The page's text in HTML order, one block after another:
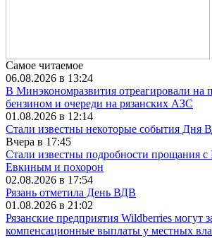
Самое читаемое
06.08.2026 в 13:24
В Минэкономразвития отреагировали на
бензином и очереди на рязанских АЗС
01.08.2026 в 12:14
Стали известны некоторые события Дня
Вчера в 17:45
Стали известны подробности прощания
Евкиным и похорон
02.08.2026 в 17:54
Рязань отметила День ВДВ
01.08.2026 в 21:02
Рязанские предприятия Wildberries могут
компенсационные выплаты у местных